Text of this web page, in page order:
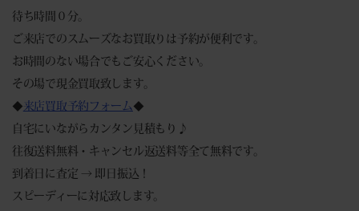
待ち時間０分。
ご来店でのスムーズなお買取りは予約が便利です。
お時間のない場合でもご安心ください。
その場で現金買取致します。
◆ 来店買取予約フォーム ◆
自宅にいながらカンタン見積もり♪
往復送料無料・キャンセル返送料等全て無料です。
到着日に査定 → 即日振込！
スピーディーに対応致します。